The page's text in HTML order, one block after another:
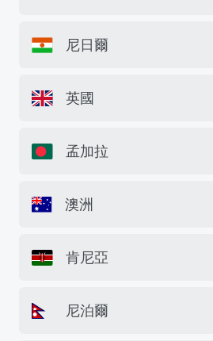
尼日爾
英國
孟加拉
澳洲
肯尼亞
尼泊爾